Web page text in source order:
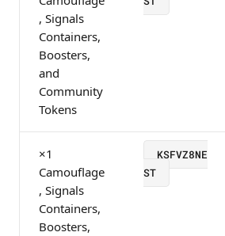
, Signals
Containers,
Boosters,
and
Community
Tokens
×1
Camouflage
, Signals
Containers,
Boosters,
KSFVZ8NE
ST